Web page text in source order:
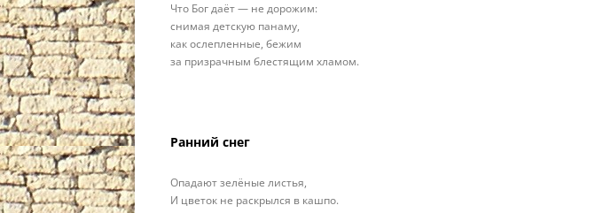
Что Бог даёт — не дорожим:
снимая детскую панаму,
как ослепленные, бежим
за призрачным блестящим хламом.
Ранний снег
Опадают зелёные листья,
И цветок не раскрылся в кашпо.